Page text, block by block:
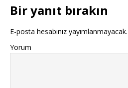
Bir yanıt bırakın
E-posta hesabınız yayımlanmayacak.
Yorum